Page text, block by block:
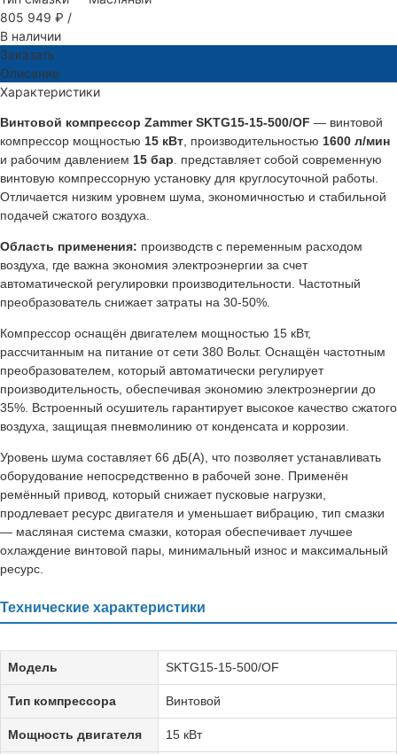
805 949 ₽ /
В наличии
Заказать
Описание
Характеристики
Винтовой компрессор Zammer SKTG15-15-500/OF — винтовой
компрессор мощностью 15 кВт , производительностью 1600 л/мин
и рабочим давлением 15 бар . представляет собой современную
винтовую компрессорную установку для круглосуточной работы.
Отличается низким уровнем шума, экономичностью и стабильной
подачей сжатого воздуха.
Область применения: производств с переменным расходом
воздуха, где важна экономия электроэнергии за счет
автоматической регулировки производительности. Частотный
преобразователь снижает затраты на 30-50%.
Компрессор оснащён двигателем мощностью 15 кВт,
рассчитанным на питание от сети 380 Вольт. Оснащён частотным
преобразователем, который автоматически регулирует
производительность, обеспечивая экономию электроэнергии до
35%. Встроенный осушитель гарантирует высокое качество сжатого
воздуха, защищая пневмолинию от конденсата и коррозии.
Уровень шума составляет 66 дБ(А), что позволяет устанавливать
оборудование непосредственно в рабочей зоне. Применён
ремённый привод, который снижает пусковые нагрузки,
продлевает ресурс двигателя и уменьшает вибрацию, тип смазки
— масляная система смазки, которая обеспечивает лучшее
охлаждение винтовой пары, минимальный износ и максимальный
ресурс.
Технические характеристики
Модель SKTG15-15-500/OF
Тип компрессора Винтовой
Мощность двигателя 15 кВт